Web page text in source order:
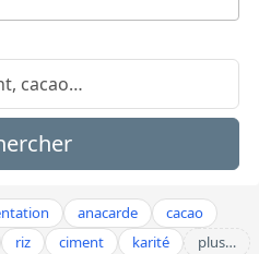
anacarde
cacao
riz ciment karité plus…